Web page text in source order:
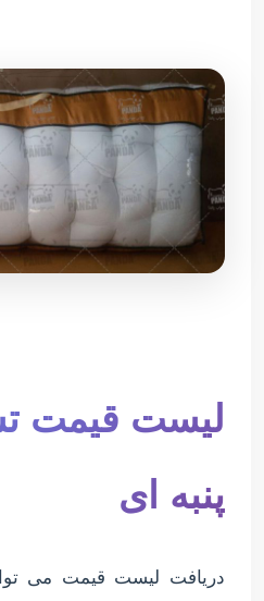
لیست قیمت
پنبه ای
دریافت لیست قیمت می